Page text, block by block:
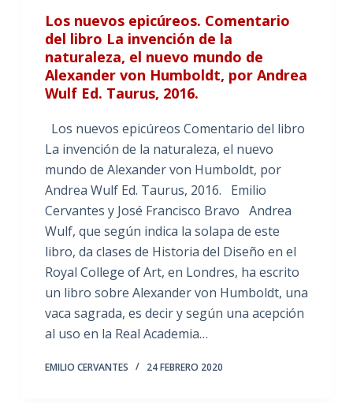
Los nuevos epicúreos. Comentario
del libro La invención de la
naturaleza, el nuevo mundo de
Alexander von Humboldt, por Andrea
Wulf Ed. Taurus, 2016.
Los nuevos epicúreos Comentario del libro
La invención de la naturaleza, el nuevo
mundo de Alexander von Humboldt, por
Andrea Wulf Ed. Taurus, 2016. Emilio
Cervantes y José Francisco Bravo Andrea
Wulf, que según indica la solapa de este
libro, da clases de Historia del Diseño en el
Royal College of Art, en Londres, ha escrito
un libro sobre Alexander von Humboldt, una
vaca sagrada, es decir y según una acepción
al uso en la Real Academia…
EMILIO CERVANTES 24 FEBRERO 2020